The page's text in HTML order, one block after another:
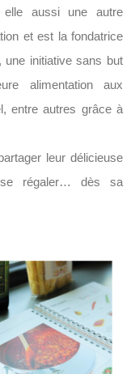
elle aussi une autre
et est la fondatrice
une initiative sans but
alimentation aux
entre autres grâce à
leur délicieuse
régaler… dès sa